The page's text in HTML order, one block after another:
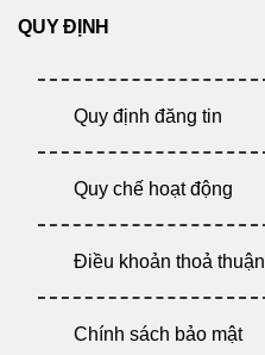
QUY ĐỊNH
Quy định đăng tin
Quy chế hoạt động
Điều khoản thoả thuận
Chính sách bảo mật